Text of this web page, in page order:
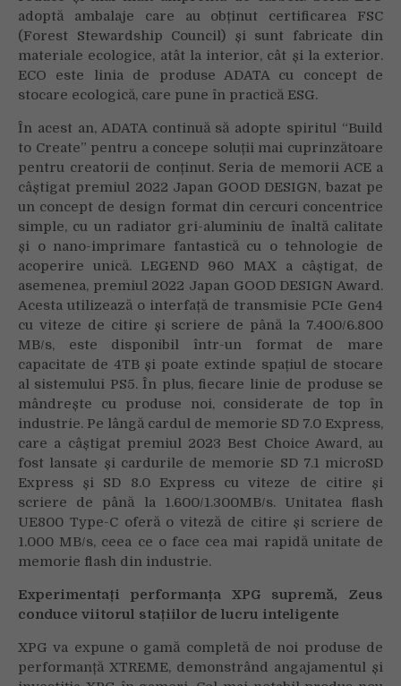
adoptă ambalaje care au obținut certificarea FSC
(Forest Stewardship Council) și sunt fabricate din
materiale ecologice, atât la interior, cât și la exterior.
ECO este linia de produse ADATA cu concept de
stocare ecologică, care pune în practică ESG.
În acest an, ADATA continuă să adopte spiritul “Build
to Create” pentru a concepe soluții mai cuprinzătoare
pentru creatorii de conținut. Seria de memorii ACE a
câștigat premiul 2022 Japan GOOD DESIGN, bazat pe
un concept de design format din cercuri concentrice
simple, cu un radiator gri-aluminiu de înaltă calitate
și o nano-imprimare fantastică cu o tehnologie de
acoperire unică. LEGEND 960 MAX a câștigat, de
asemenea, premiul 2022 Japan GOOD DESIGN Award.
Acesta utilizează o interfață de transmisie PCIe Gen4
cu viteze de citire și scriere de până la 7.400/6.800
MB/s, este disponibil într-un format de mare
capacitate de 4TB și poate extinde spațiul de stocare
al sistemului PS5. În plus, fiecare linie de produse se
mândrește cu produse noi, considerate de top în
industrie. Pe lângă cardul de memorie SD 7.0 Express,
care a câștigat premiul 2023 Best Choice Award, au
fost lansate și cardurile de memorie SD 7.1 microSD
Express și SD 8.0 Express cu viteze de citire și
scriere de până la 1.600/1.300MB/s. Unitatea flash
UE800 Type-C oferă o viteză de citire și scriere de
1.000 MB/s, ceea ce o face cea mai rapidă unitate de
memorie flash din industrie.
Experimentați performanța XPG supremă, Zeus
conduce viitorul stațiilor de lucru inteligente
XPG va expune o gamă completă de noi produse de
performanță XTREME, demonstrând angajamentul și